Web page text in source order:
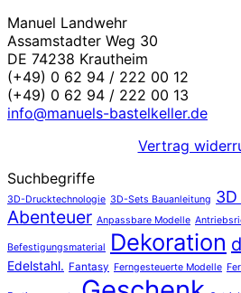
Manuel Landwehr
Assamstadter Weg 30
DE 74238 Krautheim
(+49) 0 62 94 / 222 00 12
(+49) 0 62 94 / 222 00 13
info@manuels-bastelkeller.de
Vertrag
Suchbegriffe
3D-Drucktechnologie 3D-Sets Bauanleitung
Abenteuer Anpassbare Modelle
Befestigungsmaterial Dekoration
Edelstahl. Fantasy Ferngesteuerte Modelle